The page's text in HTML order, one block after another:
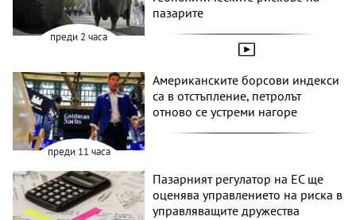
преди 2 часа
пазарите
преди 11 часа
Американските борсови индекси
са в отстъпление, петролът
отново се устреми нагоре
Пазарният регулатор на ЕС ще
оценява управлението на риска в
управляващите дружества